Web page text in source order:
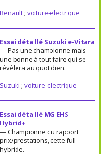
Renault; voiture-electrique
Essai détaillé Suzuki e-Vitara
— Pas une championne mais
une bonne à tout faire qui se
révèlera au quotidien.
Suzuki ; voiture-electrique
Essai détaillé MG EHS
Hybrid+
— Championne du rapport
prix/prestations, cette full-
hybride.